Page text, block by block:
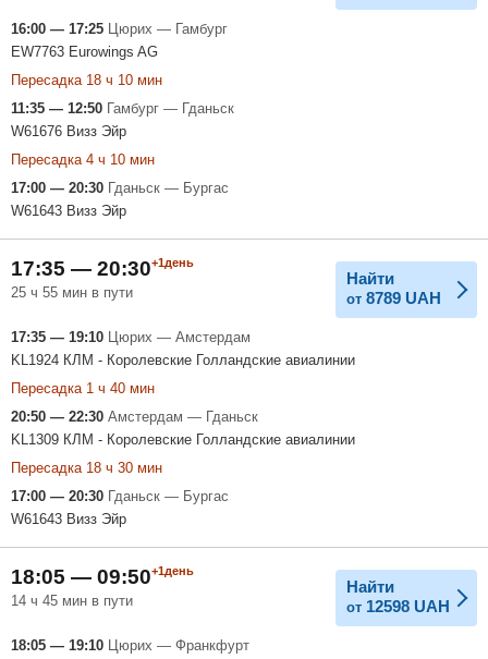
16:00 — 17:25 Цюрих — Гамбург
EW7763 Eurowings AG
Пересадка 18 ч 10 мин
11:35 — 12:50 Гамбург — Гданьск
W61676 Визз Эйр
Пересадка 4 ч 10 мин
17:00 — 20:30 Гданьск — Бургас
W61643 Визз Эйр
17:35 — 20:30+1день
25 ч 55 мин в пути
Найти
от 8789 UAH
17:35 — 19:10 Цюрих — Амстердам
KL1924 КЛМ - Королевские Голландские авиалинии
Пересадка 1 ч 40 мин
20:50 — 22:30 Амстердам — Гданьск
KL1309 КЛМ - Королевские Голландские авиалинии
Пересадка 18 ч 30 мин
17:00 — 20:30 Гданьск — Бургас
W61643 Визз Эйр
18:05 — 09:50+1день
14 ч 45 мин в пути
Найти
от 12598 UAH
18:05 — 19:10 Цюрих — Франкфурт